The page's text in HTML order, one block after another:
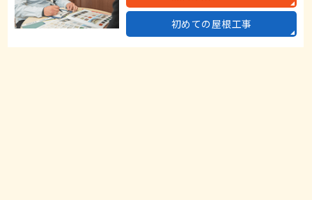
初めての屋根工事